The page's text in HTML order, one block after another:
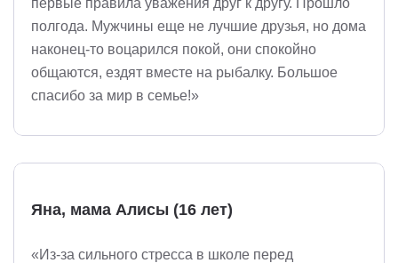
первые правила уважения друг к другу. Прошло
полгода. Мужчины еще не лучшие друзья, но дома
наконец-то воцарился покой, они спокойно
общаются, ездят вместе на рыбалку. Большое
спасибо за мир в семье!»
Яна, мама Алисы (16 лет)
«Из-за сильного стресса в школе перед